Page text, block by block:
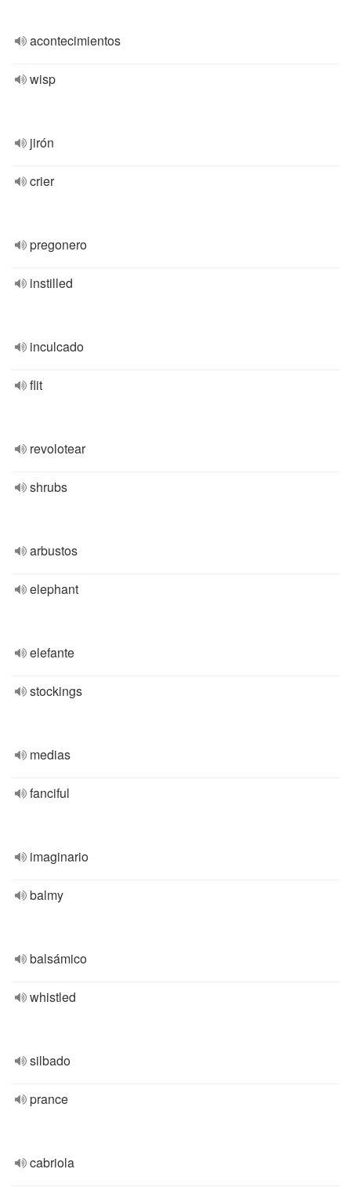
acontecimientos
wisp
jirón
crier
pregonero
instilled
inculcado
flit
revolotear
shrubs
arbustos
elephant
elefante
stockings
medias
fanciful
imaginario
balmy
balsámico
whistled
silbado
prance
cabriola